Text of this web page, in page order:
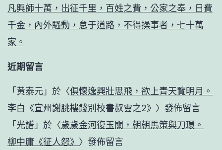
凡興師十萬，出征千里，百姓之費，公家之奉，日費
千金，內外騷動，怠于道路，不得操事者，七十萬
家。
近期留言
「 黄泰元 」於〈俱懷逸興壯思飛，欲上青天覽明月。
李白《宣州謝朓樓餞別校書叔雲之2》 〉發佈留言
「 光譜 」於〈歲歲金河復玉關，朝朝馬策與刀環。
柳中庸《征人怨》 〉發佈留言